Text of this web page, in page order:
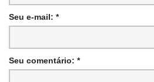
Seu e-mail: *
Seu comentário: *